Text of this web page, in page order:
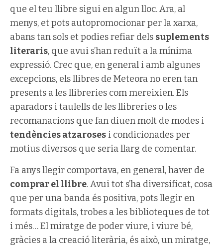
que el teu llibre sigui en algun lloc. Ara, al
menys, et pots autopromocionar per la xarxa,
abans tan sols et podies refiar dels suplements
literaris, que avui s’han reduït a la mínima
expressió. Crec que, en general i amb algunes
excepcions, els llibres de Meteora no eren tan
presents a les llibreries com mereixien. Els
aparadors i taulells de les llibreries o les
recomanacions que fan diuen molt de modes i
tendències atzaroses i condicionades per
motius diversos que seria llarg de comentar.
Fa anys llegir comportava, en general, haver de
comprar el llibre. Avui tot s’ha diversificat, cosa
que per una banda és positiva, pots llegir en
formats digitals, trobes a les biblioteques de tot
i més… El miratge de poder viure, i viure bé,
gràcies a la creació literària, és això, un miratge,